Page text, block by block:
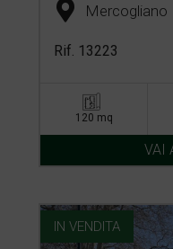
Mercogliano
Rif. 13223
120 mq
VAI
IN VENDITA